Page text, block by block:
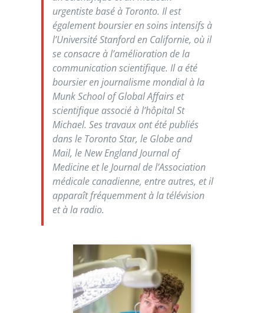
urgentiste basé à Toronto. Il est
également boursier en soins intensifs à
l’Université Stanford en Californie, où il
se consacre à l’amélioration de la
communication scientifique. Il a été
boursier en journalisme mondial à la
Munk School of Global Affairs et
scientifique associé à l’hôpital St
Michael. Ses travaux ont été publiés
dans le Toronto Star, le Globe and
Mail, le New England Journal of
Medicine et le Journal de l’Association
médicale canadienne, entre autres, et il
apparaît fréquemment à la télévision
et à la radio.